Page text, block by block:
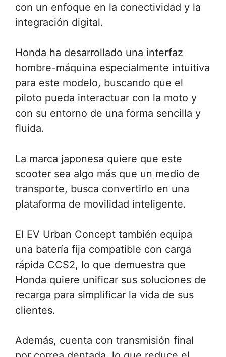
con un enfoque en la conectividad y la
integración digital.
Honda ha desarrollado una interfaz
hombre-máquina especialmente intuitiva
para este modelo, buscando que el
piloto pueda interactuar con la moto y
con su entorno de una forma sencilla y
fluida.
La marca japonesa quiere que este
scooter sea algo más que un medio de
transporte, busca convertirlo en una
plataforma de movilidad inteligente.
El EV Urban Concept también equipa
una batería fija compatible con carga
rápida CCS2, lo que demuestra que
Honda quiere unificar sus soluciones de
recarga para simplificar la vida de sus
clientes.
Además, cuenta con transmisión final